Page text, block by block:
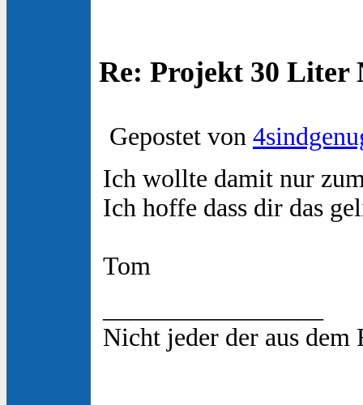
Re: Projekt 30 Liter
Gepostet von
Ich wollte damit nur
Ich hoffe dass dir das
Tom
Nicht jeder der aus